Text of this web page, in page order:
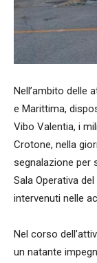
Nell’ambito delle
e Marittima,
Vibo Valentia, i
Crotone, nella
segnalazione per
Sala Operativa
intervenuti nelle
Nel corso
un natante